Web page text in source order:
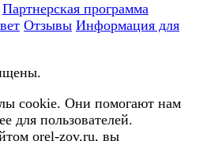
Партнерская программа
Отзывы Информация для
cookie. Они помогают нам
для пользователей.
orel-zov.ru, вы